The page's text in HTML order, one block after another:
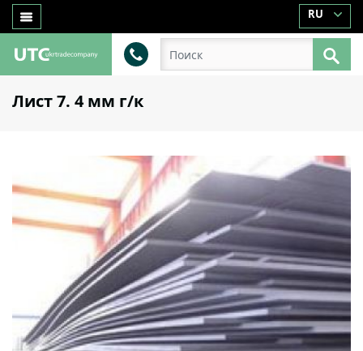
RU
Лист 7. 4 мм г/к